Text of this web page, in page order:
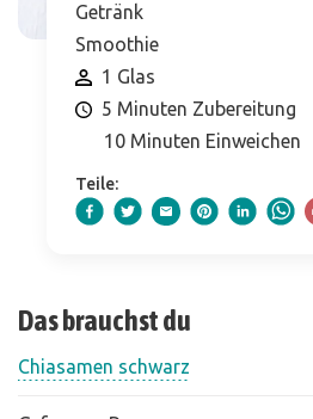
Getränk
Smoothie
1 Glas
5 Minuten Zubereitung
10 Minuten Einweichen
Teile:
Das brauchst du
Chiasamen schwarz